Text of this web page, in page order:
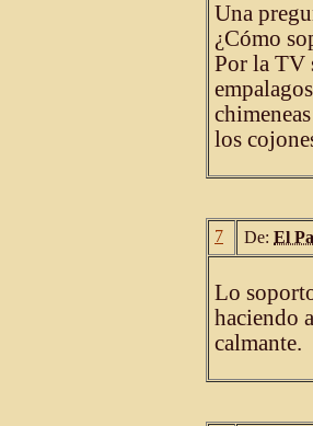
Una
¿Cómo
Por la TV
los
7 De: El
Lo
haciendo
calmante.